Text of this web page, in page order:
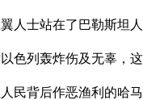
人士站在了巴勒斯坦人
色列轰炸伤及无辜，这
民背后作恶渔利的哈马